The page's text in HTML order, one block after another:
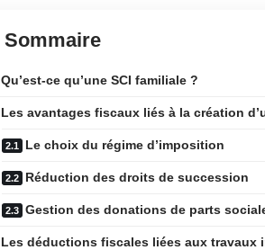
Sommaire
Qu’est-ce qu’une SCI familiale ?
Les avantages fiscaux liés à la création
Le choix du régime d’imposition
Réduction des droits de succession
Gestion des donations de parts
Les déductions fiscales liées aux travaux